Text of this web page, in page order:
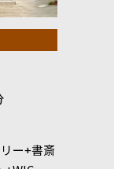
ー+書斎